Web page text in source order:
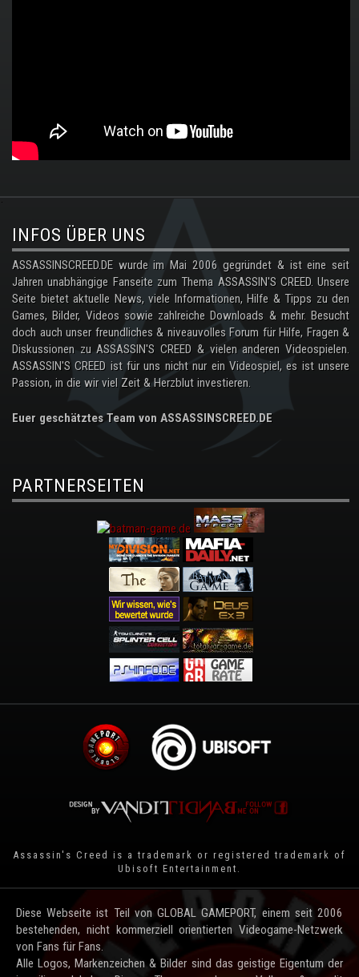
.
INFOS ÜBER UNS
ASSASSINSCREED.DE wurde im Mai 2006 gegründet & ist eine seit
Jahren unabhängige Fanseite zum Thema ASSASSIN'S CREED. Unsere
Seite bietet aktuelle News, viele Informationen, Hilfe & Tipps zu den
Games, Bilder, Videos sowie zahlreiche Downloads & mehr. Besucht
doch auch unser freundliches & niveauvolles Forum für Hilfe, Fragen &
Diskussionen zu ASSASSIN'S CREED & vielen anderen Videospielen.
ASSASSIN'S CREED ist für uns nicht nur ein Videospiel, es ist unsere
Passion, in die wir viel Zeit & Herzblut investieren.
Euer geschätztes Team von ASSASSINSCREED.DE
PARTNERSEITEN
Assassin's Creed is a trademark or registered trademark of
Ubisoft Entertainment .
Diese Webseite ist Teil von GLOBAL GAMEPORT, einem seit 2006
bestehenden, nicht kommerziell orientierten Videogame-Netzwerk
von Fans für Fans.
Alle Logos, Markenzeichen & Bilder sind das geistige Eigentum der